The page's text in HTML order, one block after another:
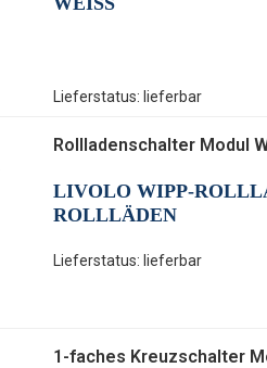
Lieferstatus: lieferbar
Rollladenschalter Modul
LIVOLO WIPP-
ROLLLÄDEN
Lieferstatus: lieferbar
1-faches Kreuzschalter